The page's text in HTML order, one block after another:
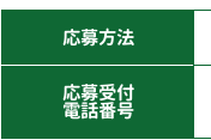
応募方法
応募受付
電話番号